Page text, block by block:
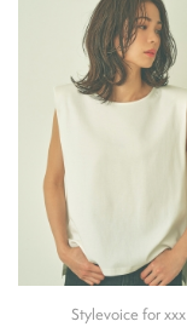
Stylevoice for xxx